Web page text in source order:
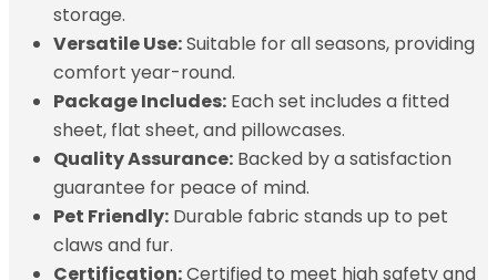
storage.
Versatile Use:Suitable for all seasons, providing
comfort year-round.
Package Includes: Each set includes a fitted
sheet, flat sheet, and pillowcases.
Quality Assurance: Backed by a satisfaction
guarantee for peace of mind.
Pet Friendly: Durable fabric stands up to pet
claws and fur.
Certification:Certified to meet high safety and